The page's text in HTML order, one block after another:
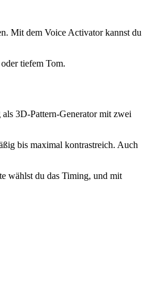
Mit dem Voice Activator kannst du
tiefem Tom.
3D-Pattern-Generator mit zwei
bis maximal kontrastreich. Auch
wählst du das Timing, und mit